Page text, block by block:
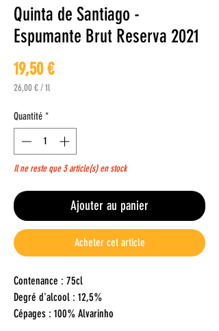
Quinta de Santiago -
Espumante Brut Reserva 2021
19,50 €Prix
26,00 €/1l
pour
1
Quantité *
Il ne reste que 3 article(s) en stock
Ajouter au panier
Acheter cet article
Contenance : 75cl
Degré d'alcool : 12,5%
Cépages : 100% Alvarinho